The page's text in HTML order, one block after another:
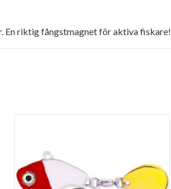
En riktig fångstmagnet för aktiva fiskare!